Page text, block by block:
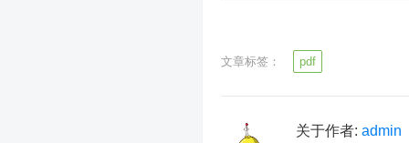
文章标签： pdf
关于作者: admin